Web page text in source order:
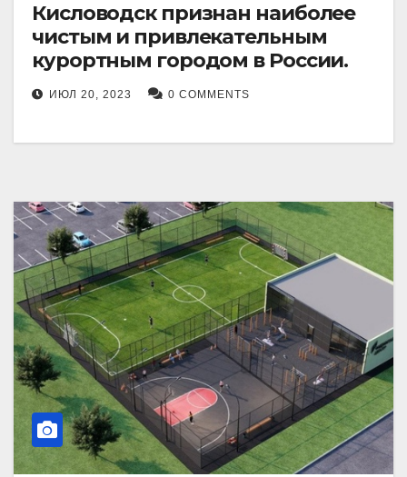
Кисловодск признан наиболее
чистым и привлекательным
курортным городом в России.
ИЮЛ 20, 2023 0 COMMENTS